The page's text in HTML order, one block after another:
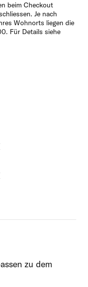
beim Checkout
Je nach
Wohnorts liegen die
Für Details siehe
zu dem